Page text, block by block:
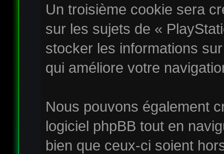
Un troisième cookie sera
sur les sujets de «
stocker les informations
qui améliore votre
Nous pouvons également
logiciel phpBB tout en
bien que ceux-ci soient